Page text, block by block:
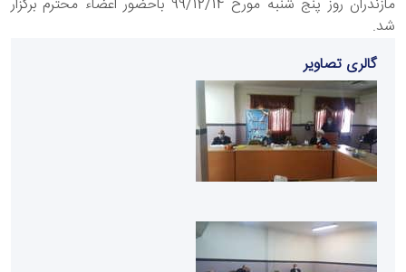
مازندران روز پنج شنبه مورخ 99/12/14 باحضور اعضاء محترم برگزار
شد.
گالری تصاویر